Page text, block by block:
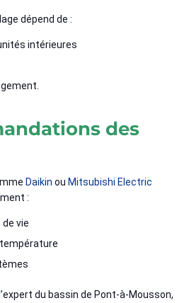
dépend de :
intérieures
des
Daikin ou Mitsubishi Electric
:
de vie
du bassin de Pont-à-Mousson,